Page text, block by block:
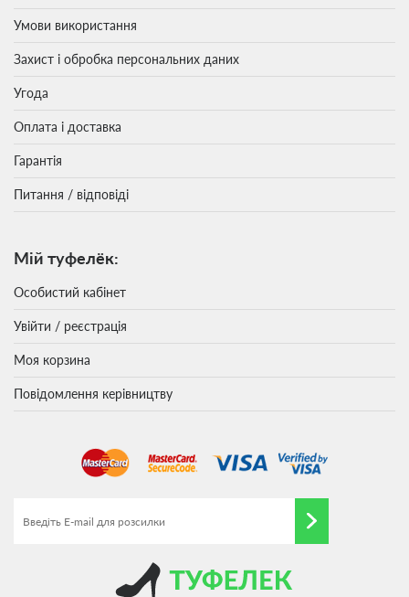
Умови використання
Захист і обробка персональних даних
Угода
Оплата і доставка
Гарантія
Питання / відповіді
Мій туфелёк:
Особистий кабінет
Увійти / реєстрація
Моя корзина
Повідомлення керівництву